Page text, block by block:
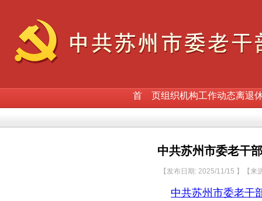
首 页组织机构工作动态离退
中共苏州市委老干
【发布日期: 2025/11/15 】【
中共苏州市委老干